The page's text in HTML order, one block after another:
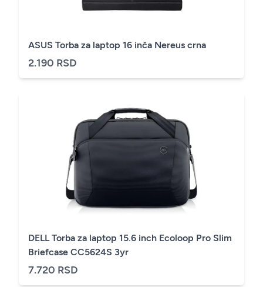
ASUS Torba za laptop 16 inča Nereus crna
2.190 RSD
DELL Torba za laptop 15.6 inch Ecoloop Pro Slim
Briefcase CC5624S 3yr
7.720 RSD